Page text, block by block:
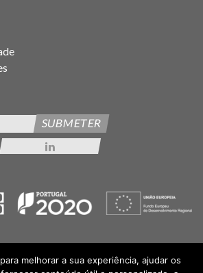
SUBMETER
melhorar a sua experiência, ajudar os